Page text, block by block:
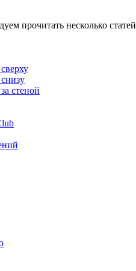
прочитать несколько статей
стеной